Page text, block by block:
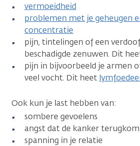
vermoeidheid
problemen met je geheugen
concentratie
pijn, tintelingen of een
beschadigde zenuwen. Dit
pijn in bijvoorbeeld je armen
veel vocht. Dit heet
Ook kun je last hebben van:
sombere gevoelens
angst dat de kanker
spanning in je relatie